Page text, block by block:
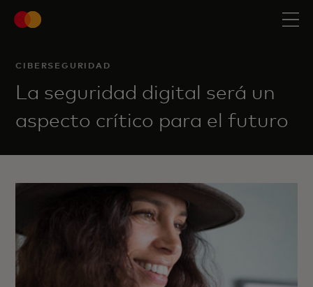
CIBERSEGURIDAD
La seguridad digital será un
aspecto crítico para el futuro